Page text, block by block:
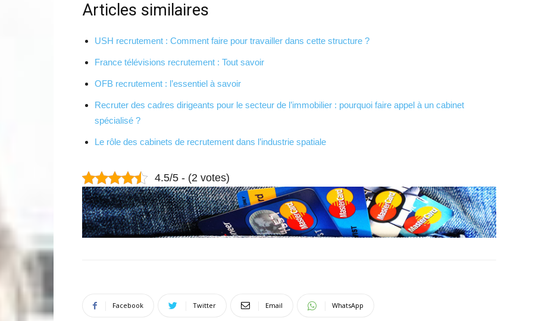
Articles similaires
USH recrutement : Comment faire pour travailler dans cette structure ?
France télévisions recrutement : Tout savoir
OFB recrutement : l’essentiel à savoir
Recruter des cadres dirigeants pour le secteur de l’immobilier : pourquoi faire appel à un cabinet
spécialisé ?
Le rôle des cabinets de recrutement dans l’industrie spatiale
4.5/5 - (2 votes)
Facebook Twitter Email WhatsApp